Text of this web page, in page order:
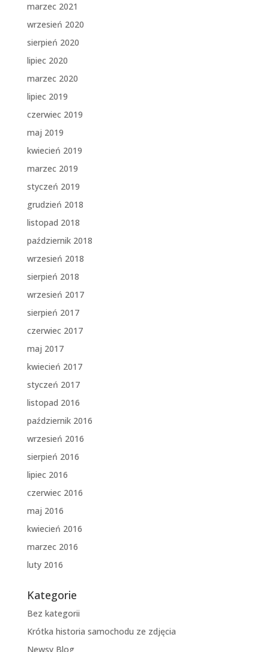
marzec 2021
wrzesień 2020
sierpień 2020
lipiec 2020
marzec 2020
lipiec 2019
czerwiec 2019
maj 2019
kwiecień 2019
marzec 2019
styczeń 2019
grudzień 2018
listopad 2018
październik 2018
wrzesień 2018
sierpień 2018
wrzesień 2017
sierpień 2017
czerwiec 2017
maj 2017
kwiecień 2017
styczeń 2017
listopad 2016
październik 2016
wrzesień 2016
sierpień 2016
lipiec 2016
czerwiec 2016
maj 2016
kwiecień 2016
marzec 2016
luty 2016
Kategorie
Bez kategorii
Krótka historia samochodu ze zdjęcia
Newsy Blog